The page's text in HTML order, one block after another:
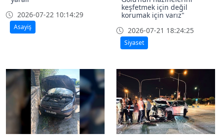
2026-07-22 10:14:29
Asayiş
keşfetmek için değil
korumak için varız"
2026-07-21 18:24:25
Siyaset